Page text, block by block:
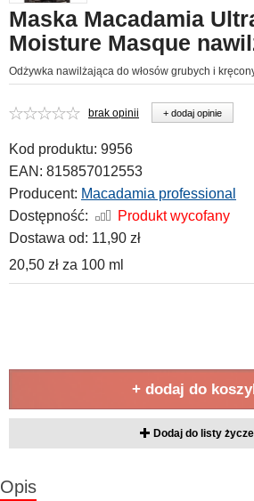
Maska Macadamia
Moisture Masque
Odżywka nawilżająca do włosów grubych i
brak opinii + dodaj opinie
Kod produktu: 9956
EAN: 815857012553
Producent: Macadamia professional
Dostępność:
Produkt wycofany
Dostawa od: 11,90 zł
20,50 zł za 100 ml
+ dodaj do
Dodaj do listy
Opis